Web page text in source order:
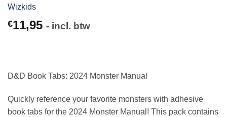
Wizkids
€11,95 - incl. btw
D&D Book Tabs: 2024 Monster Manual
Quickly reference your favorite monsters with adhesive
book tabs for the 2024 Monster Manual! This pack contains